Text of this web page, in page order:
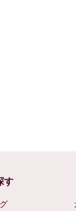
す